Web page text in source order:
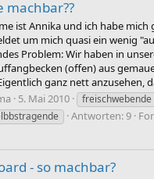
machbar??
ist Annika und ich habe mich
um mich quasi ein wenig
Problem: Wir haben in
(offen) aus
ganz nett anzusehen,
5. Mai 2010 freischwebende
Antworten: 9
- so machbar?